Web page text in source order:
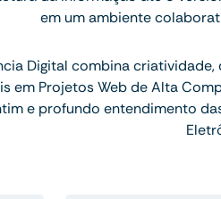
em um ambiente
Digital combina
em Projetos Web de Alta
e profundo entendimento